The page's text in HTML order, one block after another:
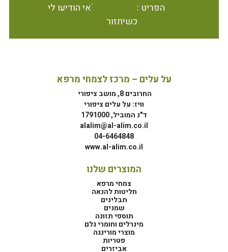
הפריט אינו זמין במלאי הודיעו לי
כשיחזור
על עלים – מרכז לצמחי מרפא
החרובים 8, מושב ציפורי
וויז: על עלים ציפורי
ד"נ המוביל, 1791000
alalim@al-alim.co.il
04-6464848
www.al-alim.co.il
המוצרים שלנו
צמחי מרפא
חליטות להנאה
תבלינים
שמנים
תוספי תזונה
מינרלים וחומרי גלם
מוצרי מורינגה
פטריות
אביזרים